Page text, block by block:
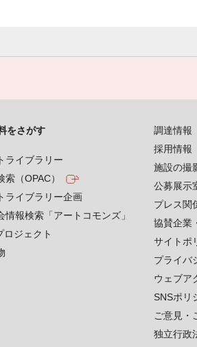
をさがす
ライブラリー
索（OPAC）
ライブラリー企画
情報検索「アートコモンズ」
ロジェクト
調達情報
採用情報
施設の撮
公募展示
プレス関
協賛企業
サイトポ
プライバ
ウェブア
SNSポリ
ご意見・
独立行政